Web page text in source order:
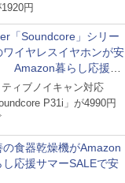
1920円
「Soundcore」シリー
ワイヤレスイヤホンが安
Amazon暮らし応援サ
SALE
ティブノイキャン対応
P31i」が4990円
の食器乾燥機がAmazon
し応援サマーSALEで安